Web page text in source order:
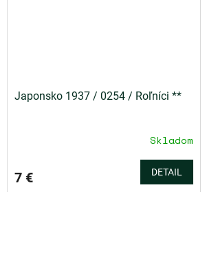
Japonsko 1937 / 0254 / Roľníci **
Skladom
7 € DETAIL